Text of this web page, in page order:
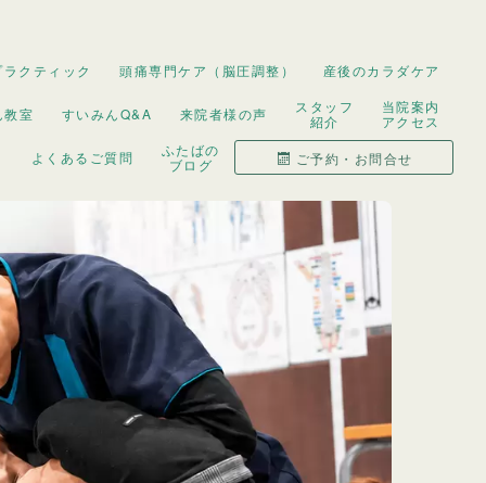
クティック 頭痛専門ケア（脳圧調整） 産後のカラダケア
教室 すいみんQ&A 来院者様の声
スタッフ
紹介
当院案内
アクセス
よくあるご質問
ふたばの
ブログ
ご予約・お問合せ